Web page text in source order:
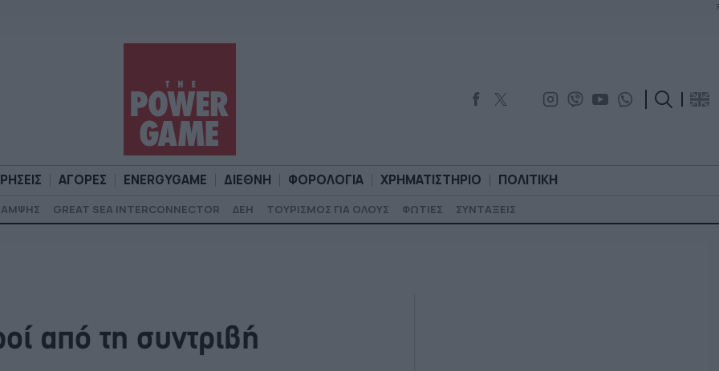
ΑΓΟΡΕΣ ENERGYGAME ΔΙΕΘΝΗ ΦΟΡΟΛΟΓΙΑ ΧΡΗΜΑΤΙΣΤΗΡΙΟ ΠΟΛΙΤΙΚΗ
GREAT SEA INTERCONNECTOR ΔΕΗ ΤΟΥΡΙΣΜΟΣ ΓΙΑ ΟΛΟΥΣ ΦΩΤΙΕΣ ΣΥΝΤΑΞΕΙΣ
από τη συντριβή